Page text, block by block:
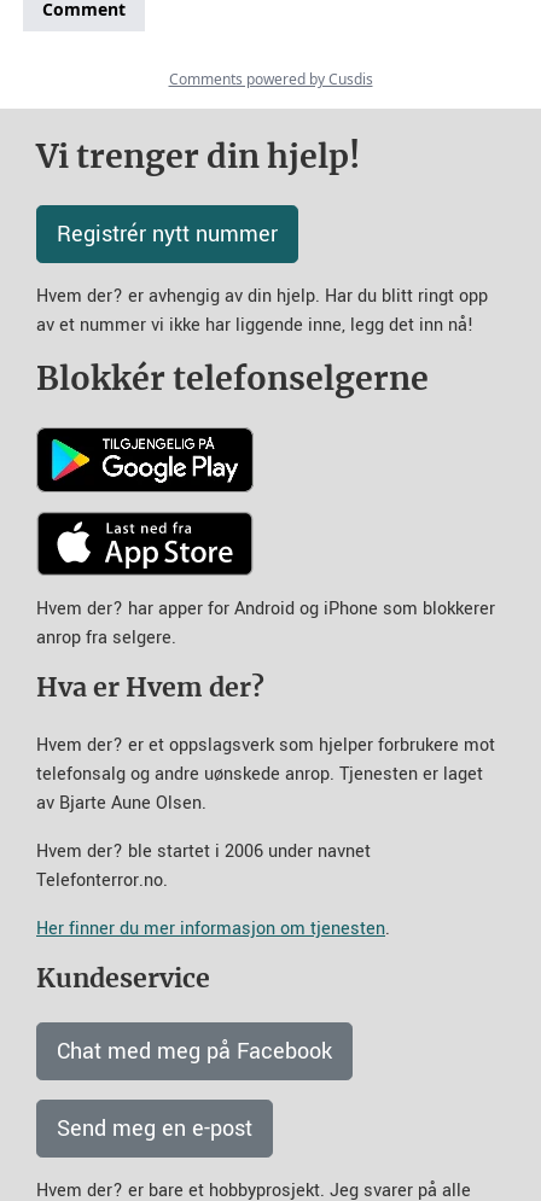
Vi trenger din hjelp!
Registrér nytt nummer
Hvem der? er avhengig av din hjelp. Har du blitt ringt opp
av et nummer vi ikke har liggende inne, legg det inn nå!
Blokkér telefonselgerne
Hvem der? har apper for Android og iPhone som blokkerer
anrop fra selgere.
Hva er Hvem der?
Hvem der? er et oppslagsverk som hjelper forbrukere mot
telefonsalg og andre uønskede anrop. Tjenesten er laget
av Bjarte Aune Olsen.
Hvem der? ble startet i 2006 under navnet
Telefonterror.no.
Her finner du mer informasjon om tjenesten.
Kundeservice
Chat med meg på Facebook
Send meg en e-post
Hvem der? er bare et hobbyprosjekt. Jeg svarer på alle